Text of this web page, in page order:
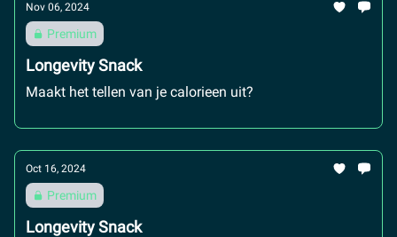
Nov 06, 2024
Premium
Longevity Snack
Maakt het tellen van je calorieen uit?
Oct 16, 2024
Premium
Longevity Snack